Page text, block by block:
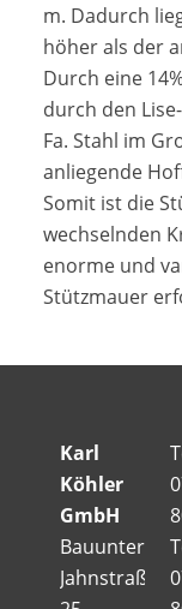
m. Dadurch
höher als der
Durch eine
durch den
Fa. Stahl im
anliegende
Somit ist die
wechselnden
enorme und
Stützmauer
Karl
Köhler
GmbH
Jahnstraße